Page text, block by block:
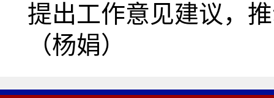
提出工作意见建议，
（杨娟）